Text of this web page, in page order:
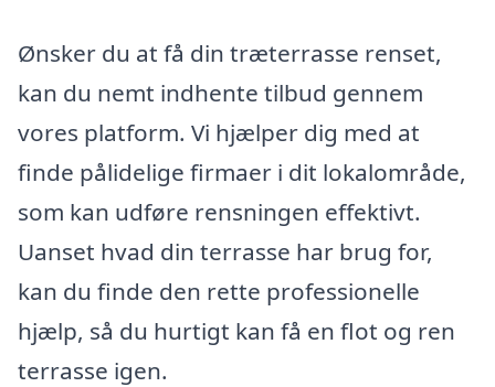
Ønsker du at få din træterrasse renset,
kan du nemt indhente tilbud gennem
vores platform. Vi hjælper dig med at
finde pålidelige firmaer i dit lokalområde,
som kan udføre rensningen effektivt.
Uanset hvad din terrasse har brug for,
kan du finde den rette professionelle
hjælp, så du hurtigt kan få en flot og ren
terrasse igen.